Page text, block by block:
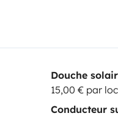
Douche
15,00 € par
Conducteur